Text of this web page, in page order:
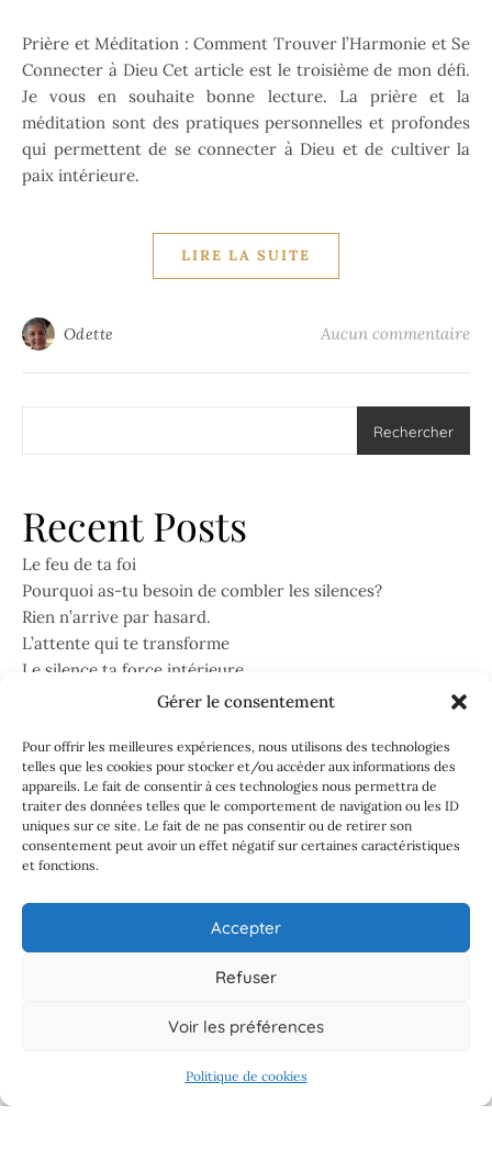
Gérer le consentement
Pour offrir les meilleures expériences, nous utilisons des technologies
telles que les cookies pour stocker et/ou accéder aux informations des
appareils. Le fait de consentir à ces technologies nous permettra de
traiter des données telles que le comportement de navigation ou les ID
uniques sur ce site. Le fait de ne pas consentir ou de retirer son
consentement peut avoir un effet négatif sur certaines caractéristiques
et fonctions.
Accepter
Refuser
Voir les préférences
Politique de cookies
Prière et Méditation : Comment Trouver l’Harmonie et Se
Connecter à Dieu Cet article est le troisième de mon défi.
Je vous en souhaite bonne lecture. La prière et la
méditation sont des pratiques personnelles et profondes
qui permettent de se connecter à Dieu et de cultiver la
paix intérieure.
LIRE LA SUITE
Odette Aucun commentaire
Rechercher
Recent Posts
Le feu de ta foi
Pourquoi as-tu besoin de combler les silences?
Rien n’arrive par hasard.
L’attente qui te transforme
Le silence ta force intérieure
Recent Comments
OdettesurLe feu de ta foi
flinterieursurLe feu de ta foi
Le feu de ta foi
Categories